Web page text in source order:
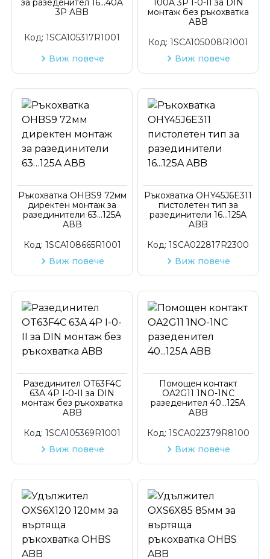
за разеденител 16...40A
3P ABB
Код: 1SCA105317R1001
Виж повече
100A 3P I-0-II за DIN
монтаж без ръкохватка
АВВ
Код: 1SCA105008R1001
Виж повече
Ръкохватка OHBS9 72мм
директен монтаж за
разединители 63…125A
АВВ
Код: 1SCA108665R1001
Виж повече
Ръкохватка OHY45J6E311
пистолетен тип за
разединители 16...125A
ABB
Код: 1SCA022817R2300
Виж повече
Разединител OT63F4C
63A 4P I-0-II за DIN
монтаж без ръкохватка
ABB
Код: 1SCA105369R1001
Виж повече
Помощен контакт
OA2G11 1NO-1NC
разеденител 40...125A
ABB
Код: 1SCA022379R8100
Виж повече